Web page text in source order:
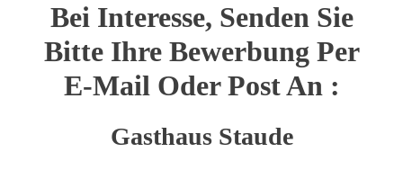
Bei Interesse, Senden Sie
Bitte Ihre Bewerbung Per
E-Mail Oder Post An :
Gasthaus Staude